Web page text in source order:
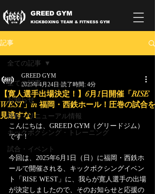
GREED GYM
KICKBOXING TEAM & FITNESS GYM
記事
全ての記事
お知らせ
移転・リニューアル情報
キックボクシング・トレーニング
試合・イベント
全ての記事
【寛人選手出場決定！】6月1日開催「RISE
WEST」in 福岡・西鉄ホール！圧巻の試合を
見逃すな！
GREED GYM
2025年4月24日 読了時間: 4分
こんにちは、GREED GYM（グリードジム）
です！
今回は、2025年6月1日（日）に福岡・西鉄ホ
ールで開催される、キックボクシングイベン
ト「RISE WEST」に、我らが寛人選手の出場
が決定しましたので、そのお知らせと応援の